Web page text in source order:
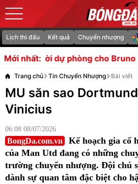
Lịch thi đấu Kết quả Chuyển nhượng
Mới nhất:
cho Bruno Fernandes Sao
Trang chủ Tin Chuyển Nhượng Bài viết
MU săn sao
Vinicius
06:08 08/07/2026
BongDa.com.vn
Kế hoạch gia cố
của Man Utd đang có những
trường chuyển nhượng. Đội chủ
dành sự quan tâm đặc biệt cho